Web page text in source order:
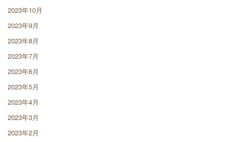
2023年10月
2023年9月
2023年8月
2023年7月
2023年6月
2023年5月
2023年4月
2023年3月
2023年2月